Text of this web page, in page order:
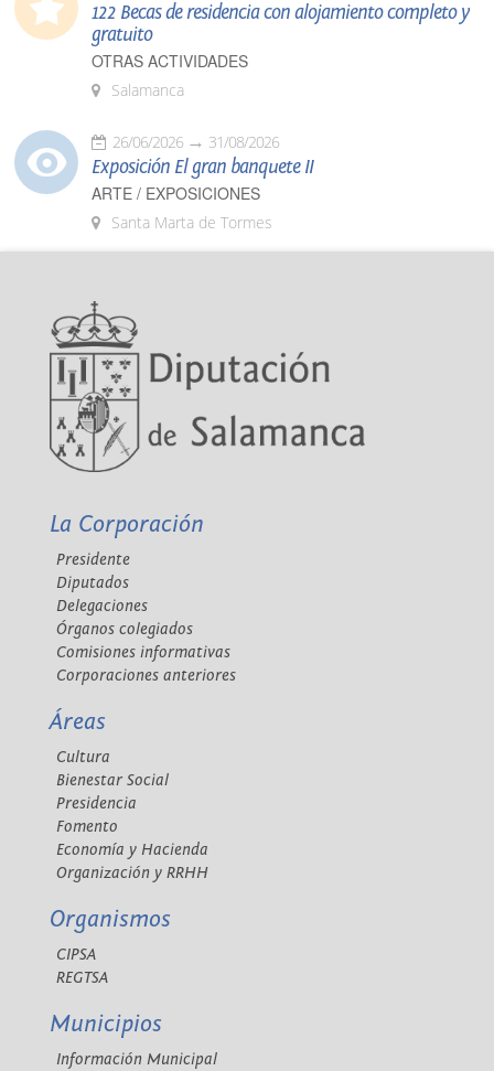
122 Becas de residencia con alojamiento completo y
gratuito
OTRAS ACTIVIDADES
Salamanca
26/06/2026 31/08/2026
Exposición El gran banquete II
ARTE / EXPOSICIONES
Santa Marta de Tormes
La Corporación
Presidente
Diputados
Delegaciones
Órganos colegiados
Comisiones informativas
Corporaciones anteriores
Áreas
Cultura
Bienestar Social
Presidencia
Fomento
Economía y Hacienda
Organización y RRHH
Organismos
CIPSA
REGTSA
Municipios
Información Municipal